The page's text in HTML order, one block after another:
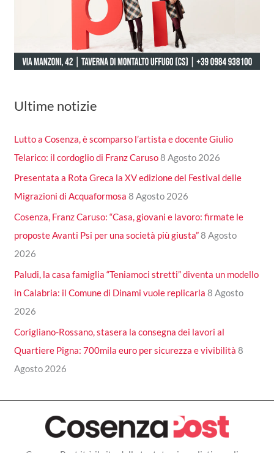
Ultime notizie
Lutto a Cosenza, è scomparso l’artista e docente Giulio
Telarico: il cordoglio di Franz Caruso8 Agosto 2026
Presentata a Rota Greca la XV edizione del Festival delle
Migrazioni di Acquaformosa 8 Agosto 2026
Cosenza, Franz Caruso: “Casa, giovani e lavoro: firmate le
proposte Avanti Psi per una società più giusta”8 Agosto
2026
Paludi, la casa famiglia “Teniamoci stretti” diventa un modello
in Calabria: il Comune di Dinami vuole replicarla 8 Agosto
2026
Corigliano-Rossano, stasera la consegna dei lavori al
Quartiere Pigna: 700mila euro per sicurezza e vivibilità 8
Agosto 2026